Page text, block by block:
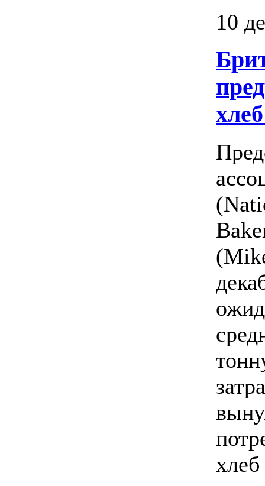
10